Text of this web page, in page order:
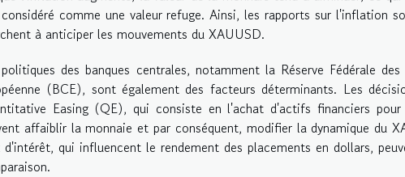
comme une valeur refuge. Ainsi, les rapports sur l'inflation
à anticiper les mouvements du XAUUSD.
des banques centrales, notamment la Réserve Fédérale
(BCE), sont également des facteurs déterminants. Les
Easing (QE), qui consiste en l'achat d'actifs financiers
affaiblir la monnaie et par conséquent, modifier la dynamique du
d'intérêt, qui influencent le rendement des placements en dollars,